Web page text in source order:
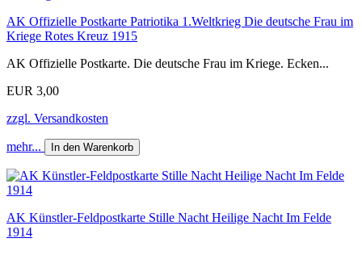
AK Offizielle Postkarte Patriotika 1.Weltkrieg Die deutsche Frau im
Kriege Rotes Kreuz 1915
AK Offizielle Postkarte. Die deutsche Frau im Kriege. Ecken...
EUR 3,00
zzgl. Versandkosten
mehr... In den Warenkorb
AK Künstler-Feldpostkarte Stille Nacht Heilige Nacht Im Felde
1914